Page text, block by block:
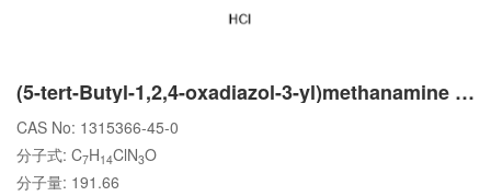
(5-tert-Butyl-1,2,4-oxadiazol-3-yl)methanamine hydrochloride
CAS No: 1315366-45-0
分子式: C7H14ClN3O
分子量: 191.66